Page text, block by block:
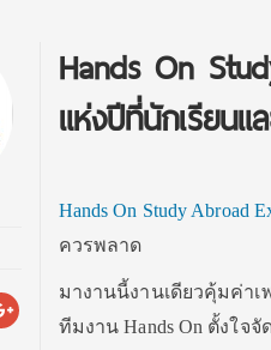
Hands On
แห่งปีที่นักเรียน
Hands On Study Abroad
ควรพลาด
มางานนี้งานเดียวคุ้มค่า
ทีมงาน Hands On ตั้งใจ